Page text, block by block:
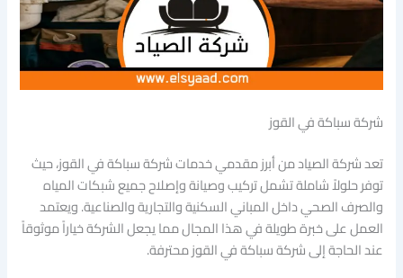
شركة سباكة في القوز
تعد شركة الصياد من أبرز مقدمي خدمات شركة سباكة في القوز، حيث
توفر حلولاً شاملة تشمل تركيب وصيانة وإصلاح جميع شبكات المياه
والصرف الصحي داخل المباني السكنية والتجارية والصناعية. ويعتمد
العمل على خبرة طويلة في هذا المجال مما يجعل الشركة خياراً موثوقاً
عند الحاجة إلى شركة سباكة في القوز محترفة.